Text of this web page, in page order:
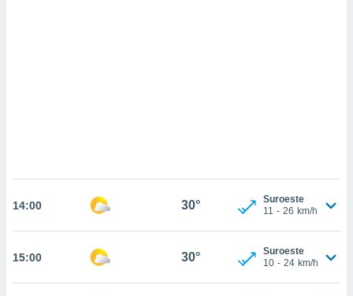
cookies
En
14:00 30°
Suroeste
11 - 26 km/h
15:00 30°
Suroeste
10 - 24 km/h